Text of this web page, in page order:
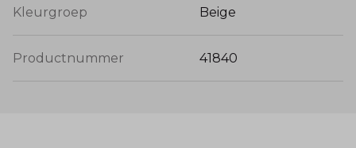
Kleurgroep Beige
Productnummer 41840